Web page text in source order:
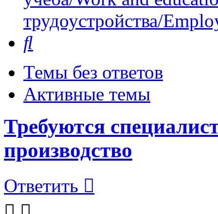
трудоустройства/
Темы без ответов
Активные темы
Требуются
производство
Ответить